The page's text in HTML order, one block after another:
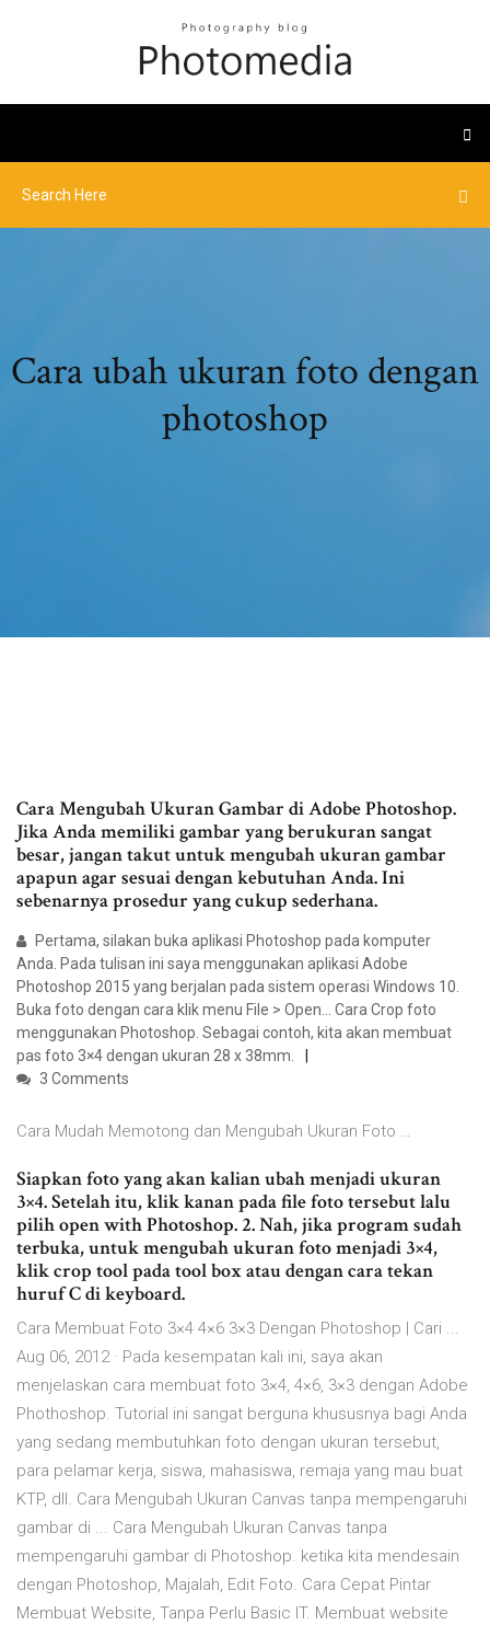
Cara ubah ukuran foto dengan
photoshop
Cara Mengubah Ukuran Gambar di Adobe Photoshop.
Jika Anda memiliki gambar yang berukuran sangat
besar, jangan takut untuk mengubah ukuran gambar
apapun agar sesuai dengan kebutuhan Anda. Ini
sebenarnya prosedur yang cukup sederhana.
Pertama, silakan buka aplikasi Photoshop pada komputer
Anda. Pada tulisan ini saya menggunakan aplikasi Adobe
Photoshop 2015 yang berjalan pada sistem operasi Windows 10.
Buka foto dengan cara klik menu File > Open… Cara Crop foto
menggunakan Photoshop. Sebagai contoh, kita akan membuat
pas foto 3×4 dengan ukuran 28 x 38mm.
3 Comments
Cara Mudah Memotong dan Mengubah Ukuran Foto …
Siapkan foto yang akan kalian ubah menjadi ukuran
3×4. Setelah itu, klik kanan pada file foto tersebut lalu
pilih open with Photoshop. 2. Nah, jika program sudah
terbuka, untuk mengubah ukuran foto menjadi 3×4,
klik crop tool pada tool box atau dengan cara tekan
huruf C di keyboard.
Cara Membuat Foto 3×4 4×6 3×3 Dengan Photoshop | Cari ...
Aug 06, 2012 · Pada kesempatan kali ini, saya akan
menjelaskan cara membuat foto 3×4, 4×6, 3×3 dengan Adobe
Phothoshop. Tutorial ini sangat berguna khususnya bagi Anda
yang sedang membutuhkan foto dengan ukuran tersebut,
para pelamar kerja, siswa, mahasiswa, remaja yang mau buat
KTP, dll. Cara Mengubah Ukuran Canvas tanpa mempengaruhi
gambar di ... Cara Mengubah Ukuran Canvas tanpa
mempengaruhi gambar di Photoshop. ketika kita mendesain
dengan Photoshop, Majalah, Edit Foto. Cara Cepat Pintar
Membuat Website, Tanpa Perlu Basic IT. Membuat website